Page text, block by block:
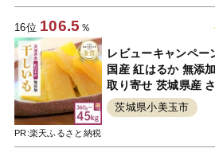
16位 106.5 ％
PR:楽天ふるさと納税
レビューキャンペー
国産 紅はるか 無添
取り寄せ 茨城県産
芋 おいも おやつ お
ほしいも ほし芋 柔
茨城県小美玉市